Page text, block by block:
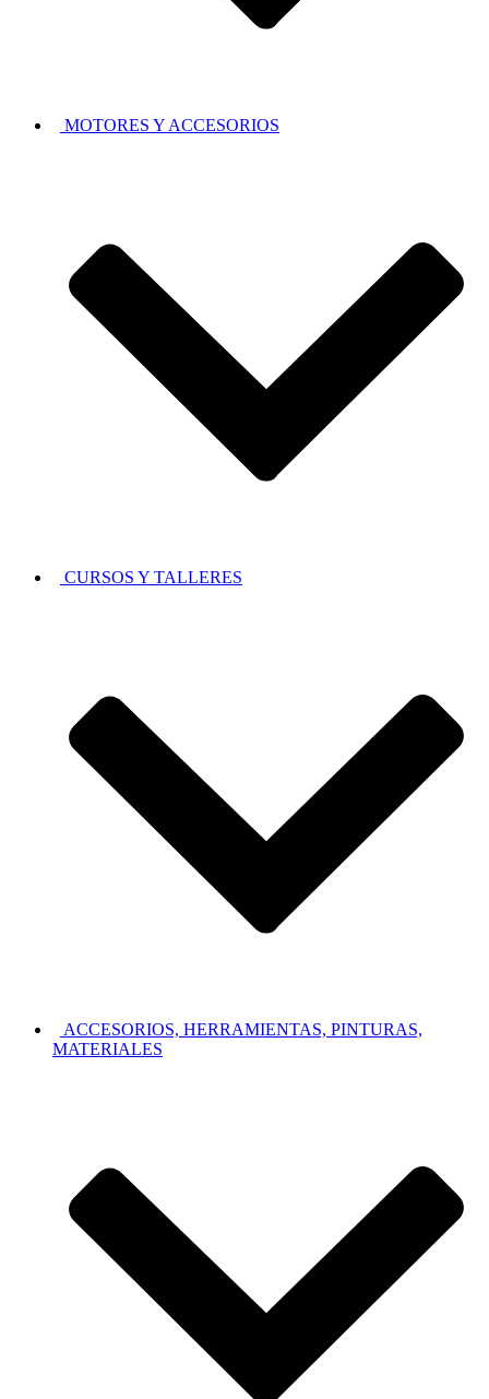
MOTORES Y ACCESORIOS
CURSOS Y TALLERES
ACCESORIOS, HERRAMIENTAS, PINTURAS,
MATERIALES